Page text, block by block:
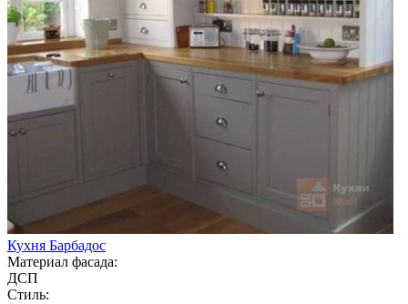
Кухня Барбадос
Материал фасада:
ДСП
Стиль: